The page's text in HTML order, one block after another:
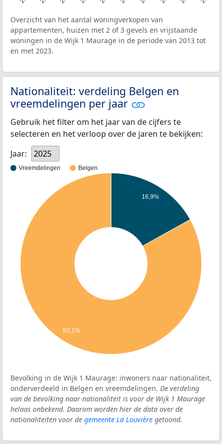
Overzicht van het aantal woningverkopen van
appartementen, huizen met 2 of 3 gevels en vrijstaande
woningen in de Wijk 1 Maurage in de periode van 2013 tot
en met 2023.
Nationaliteit: verdeling Belgen en
vreemdelingen per jaar
Gebruik het filter om het jaar van de cijfers te
selecteren en het verloop over de jaren te bekijken:
Jaar:
2025
Vreemdelingen Belgen
16,9%
83,1%
Bevolking in de Wijk 1 Maurage: inwoners naar nationaliteit,
onderverdeeld in Belgen en vreemdelingen. De verdeling
van de bevolking naar nationaliteit is voor de Wijk 1 Maurage
helaas onbekend. Daarom worden hier de data over de
nationaliteiten voor de gemeente La Louvière getoond.